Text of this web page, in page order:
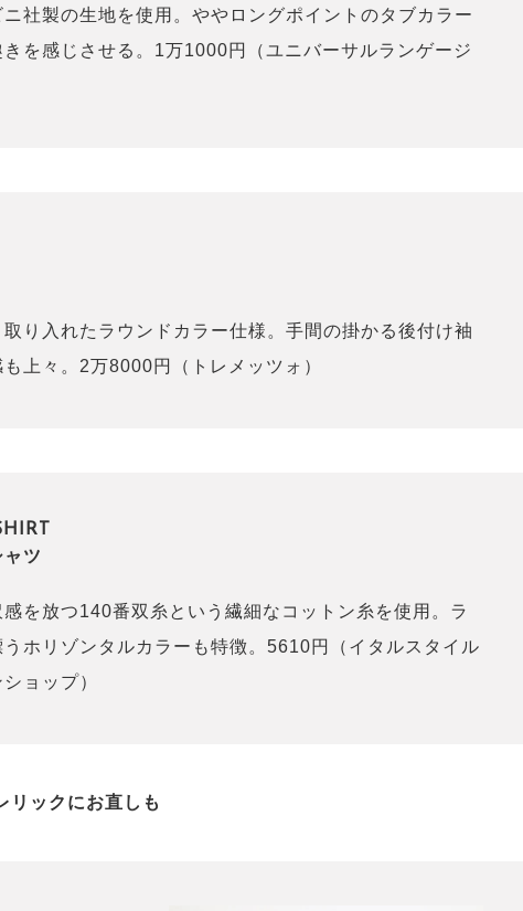
社製の生地を使用。ややロングポイントのタブカラー
を感じさせる。1万1000円（ユニバーサルランゲージ
取り入れたラウンドカラー仕様。手間の掛かる後付け袖
上々。2万8000円（トレメッツォ）
ツ
を放つ140番双糸という繊細なコットン糸を使用。ラ
ホリゾンタルカラーも特徴。5610円（イタルスタイル
ョップ）
リックにお直しも